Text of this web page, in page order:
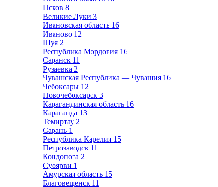
Псков 8
Великие Луки 3
Ивановская область 16
Иваново 12
Шуя 2
Республика Мордовия 16
Саранск 11
Рузаевка 2
Чувашская Республика — Чувашия 16
Чебоксары 12
Новочебоксарск 3
Карагандинская область 16
Караганда 13
Темиртау 2
Сарань 1
Республика Карелия 15
Петрозаводск 11
Кондопога 2
Суоярви 1
Амурская область 15
Благовещенск 11